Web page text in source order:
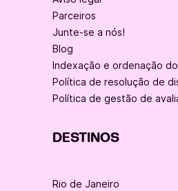
Parceiros
Junte-se a nós!
Blog
Indexação e ordenação
Política de resolução de
Política de gestão de
DESTINOS
Rio de Janeiro